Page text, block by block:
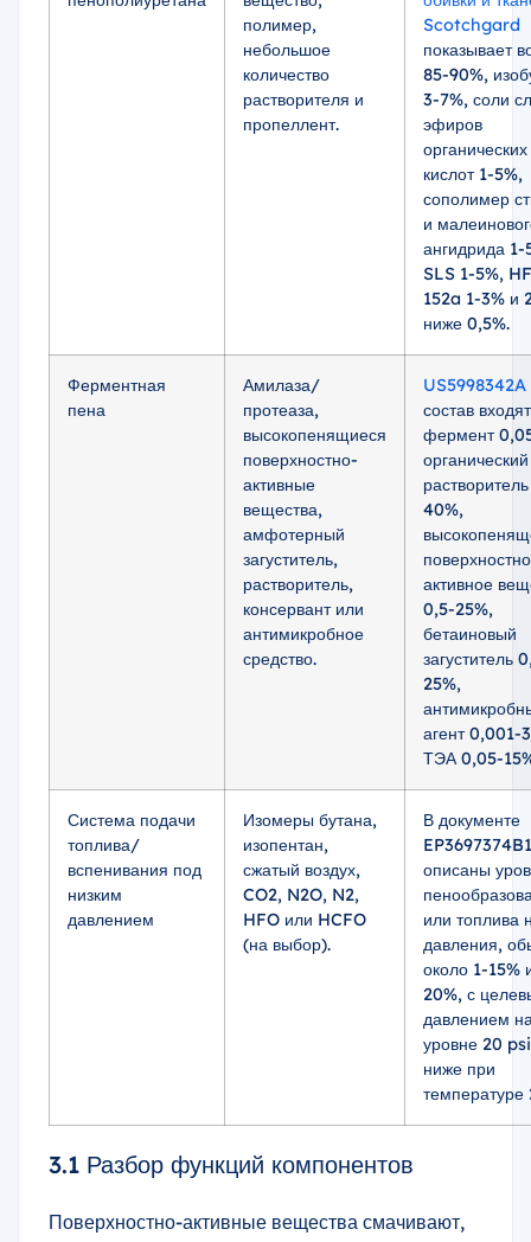
полимер,
небольшое
количество
растворителя и
пропеллент.
Scotchgard
показывает
85-90%,
3-7%, соли
эфиров
органических
кислот 1-5%,
сополимер
и
ангидрида 1-
SLS 1-5%,
152a 1-3% и
ниже 0,5%.
Ферментная
пена
Амилаза/
протеаза,
высокопенящиеся
поверхностно-
активные
вещества,
амфотерный
загуститель,
растворитель,
консервант или
антимикробное
средство.
US5998342A
состав входят
фермент
органический
40%,
активное
0,5-25%,
бетаиновый
загуститель
25%,
агент 0,001-
ТЭА 0,05-
Система подачи
топлива/
вспенивания под
низким
давлением
Изомеры бутана,
изопентан,
сжатый воздух,
CO2, N2O, N2,
HFO или HCFO
(на выбор).
В документе
EP3697374B1
описаны
или топлива
давления,
около 1-15%
20%, с
давлением
уровне 20
ниже при
температуре
3.1 Разбор функций компонентов
Поверхностно-активные вещества смачивают,